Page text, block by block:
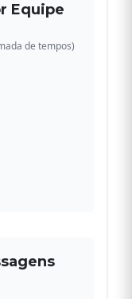
Equipe
de tempos)